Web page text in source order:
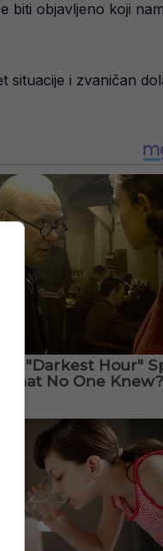
biti objavljeno koji
situacije i zvaničan